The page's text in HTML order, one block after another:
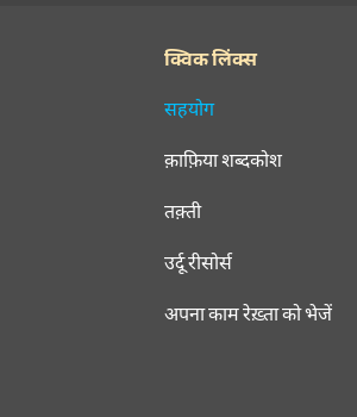
क्विक लिंक्स
सहयोग
क़ाफ़िया शब्दकोश
तक़्ती
उर्दू रीसोर्स
अपना काम रेख़्ता को भेजें